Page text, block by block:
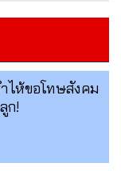
ไห้ขอโทษสังคม
ก!